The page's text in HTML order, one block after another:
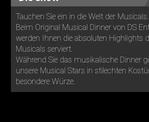
Tauchen Sie ein in die Welt der Musicals.
Beim Original Musical Dinner von DS
werden Ihnen die absoluten Highlights
Musicals serviert.
Während Sie das musikalische Dinner
unsere Musical Stars in stilechten
besondere Würze.